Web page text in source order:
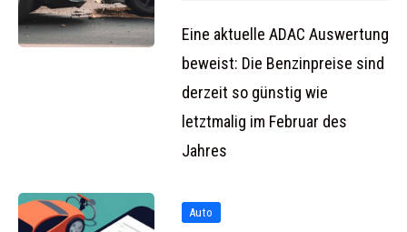
Eine aktuelle ADAC Auswertung
beweist: Die Benzinpreise sind
derzeit so günstig wie
letztmalig im Februar des
Jahres
Auto